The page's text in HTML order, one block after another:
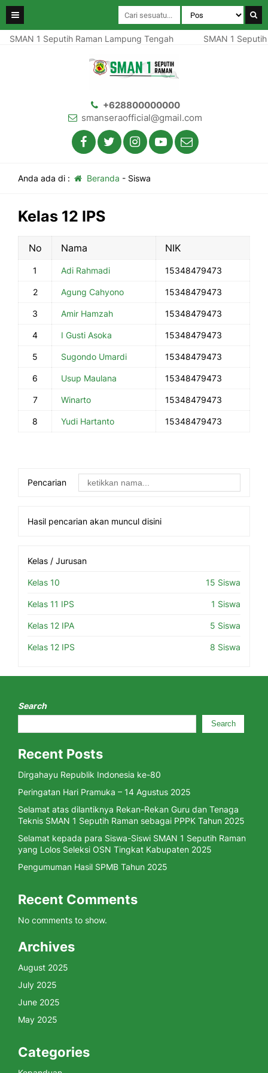
SMAN 1 Seputih Raman Lampung Tengah SMAN 1
+628800000000
smanseraofficial@gmail.com
Anda ada di : Beranda - Siswa
Kelas 12 IPS
No Nama NIK
1 Adi Rahmadi 15348479473
2 Agung Cahyono 15348479473
3 Amir Hamzah 15348479473
4 I Gusti Asoka 15348479473
5 Sugondo Umardi 15348479473
6 Usup Maulana 15348479473
7 Winarto 15348479473
8 Yudi Hartanto 15348479473
Pencarian
Hasil pencarian akan muncul disini
Kelas / Jurusan
Kelas 10 15 Siswa
Kelas 11 IPS 1 Siswa
Kelas 12 IPA 5 Siswa
Kelas 12 IPS 8 Siswa
Search
Search
Recent Posts
Dirgahayu Republik Indonesia ke-80
Peringatan Hari Pramuka – 14 Agustus 2025
Selamat atas dilantiknya Rekan-Rekan Guru dan Tenaga
Teknis SMAN 1 Seputih Raman sebagai PPPK Tahun 2025
Selamat kepada para Siswa-Siswi SMAN 1 Seputih Raman
yang Lolos Seleksi OSN Tingkat Kabupaten 2025
Pengumuman Hasil SPMB Tahun 2025
Recent Comments
No comments to show.
Archives
August 2025
July 2025
June 2025
May 2025
Categories